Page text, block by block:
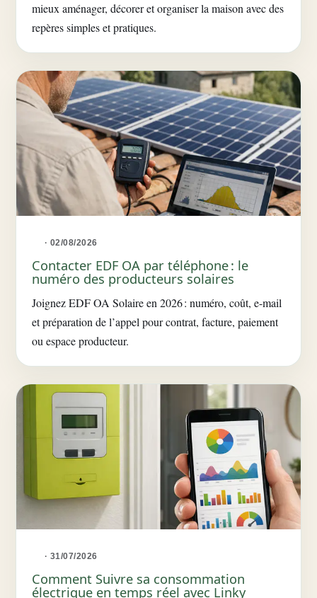
mieux aménager, décorer et organiser la maison avec des
repères simples et pratiques.
· 02/08/2026
Contacter EDF OA par téléphone : le
numéro des producteurs solaires
Joignez EDF OA Solaire en 2026 : numéro, coût, e-mail
et préparation de l’appel pour contrat, facture, paiement
ou espace producteur.
· 31/07/2026
Comment Suivre sa consommation
électrique en temps réel avec Linky